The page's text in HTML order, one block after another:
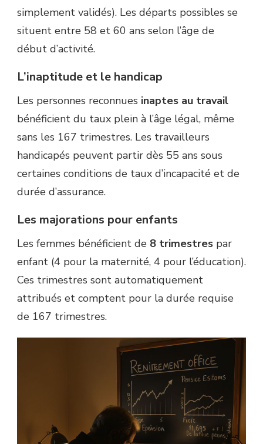
simplement validés). Les départs possibles se
situent entre 58 et 60 ans selon l’âge de
début d’activité.
L’inaptitude et le handicap
Les personnes reconnues inaptes au travail
bénéficient du taux plein à l’âge légal, même
sans les 167 trimestres. Les travailleurs
handicapés peuvent partir dès 55 ans sous
certaines conditions de taux d’incapacité et de
durée d’assurance.
Les majorations pour enfants
Les femmes bénéficient de 8 trimestres par
enfant (4 pour la maternité, 4 pour l’éducation).
Ces trimestres sont automatiquement
attribués et comptent pour la durée requise
de 167 trimestres.